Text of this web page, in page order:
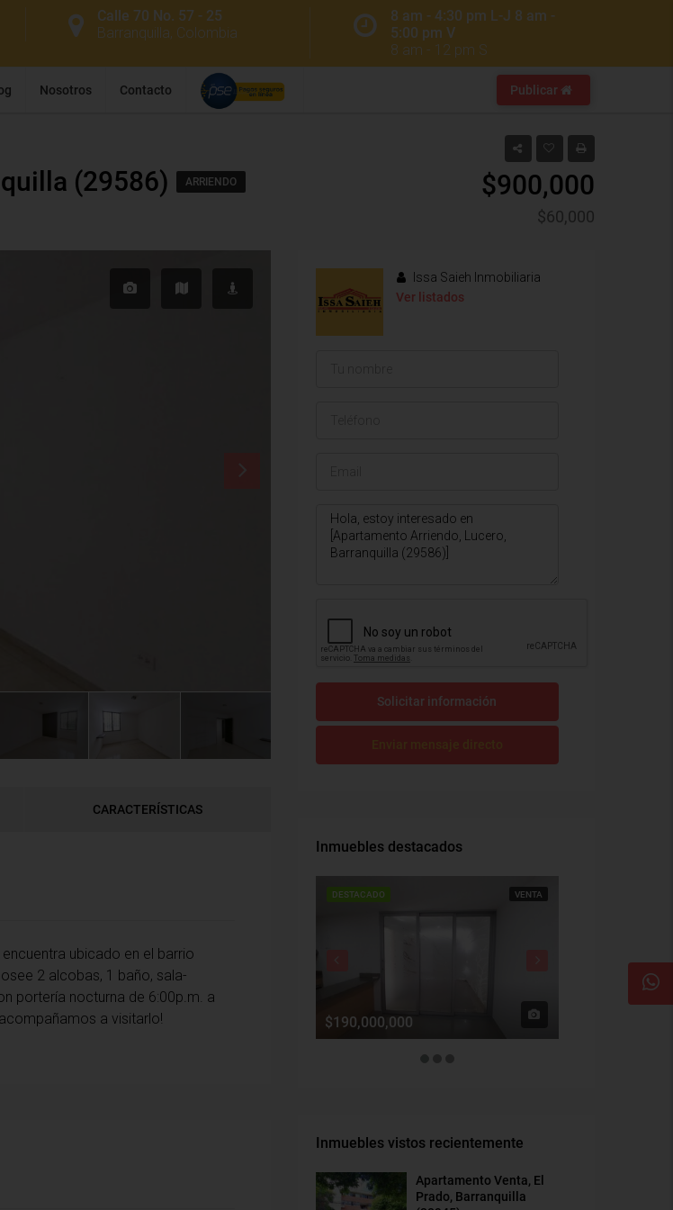
8 am - 4:30 pm L-J 8 am -
5:00 pm V
8 am - 12 pm S
Calle 70 No. 57 - 25
Barranquilla, Colombia
Nosotros Contacto Publicar
(29586) ARRIENDO $900,000
$60,000
CARACTERÍSTICAS
ubicado en el barrio
2 alcobas, 1 baño, sala-
portería nocturna de 6:00p.m. a
a visitarlo!
Issa Saieh Inmobiliaria
Ver listados
Solicitar información
Inmuebles destacados
DESTACADO VENTA
$190,000,000
Inmuebles vistos recientemente
Apartamento Venta, El
Prado, Barranquilla